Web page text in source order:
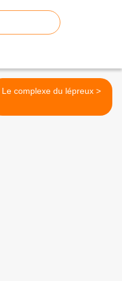
Le complexe du lépreux >